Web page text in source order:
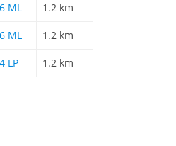
ML 1.2 km
ML 1.2 km
LP 1.2 km